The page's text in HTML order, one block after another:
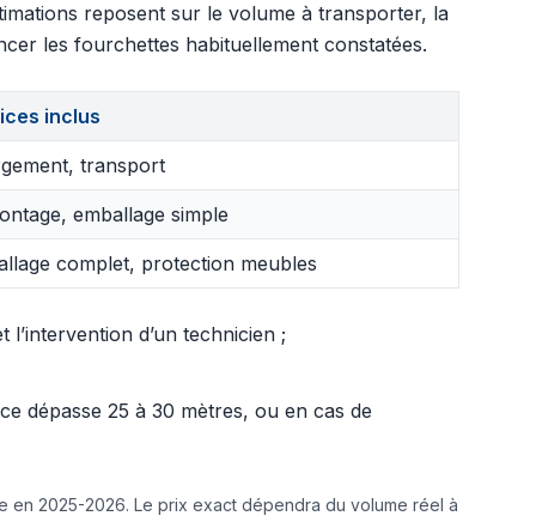
reposent sur le volume à transporter, la
les fourchettes habituellement constatées.
inclus
transport
emballage simple
complet, protection meubles
d’un technicien ;
dépasse 25 à 30 mètres, ou en cas de
en 2025-2026. Le prix exact dépendra du volume réel à